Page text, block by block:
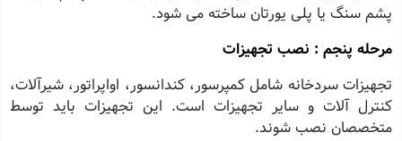
پشم سنگ یا پلی یورتان ساخته می شود.
مرحله پنجم : نصب تجهیزات
تجهیزات سردخانه شامل کمپرسور، کندانسور، اواپراتور، شیرآلات،
کنترل آلات و سایر تجهیزات است. این تجهیزات باید توسط
متخصصان نصب شوند.